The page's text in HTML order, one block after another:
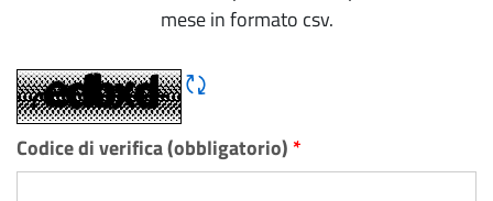
mese in formato csv.
Rigene CAPTCHA
Codice di verifica (obbligatorio) *